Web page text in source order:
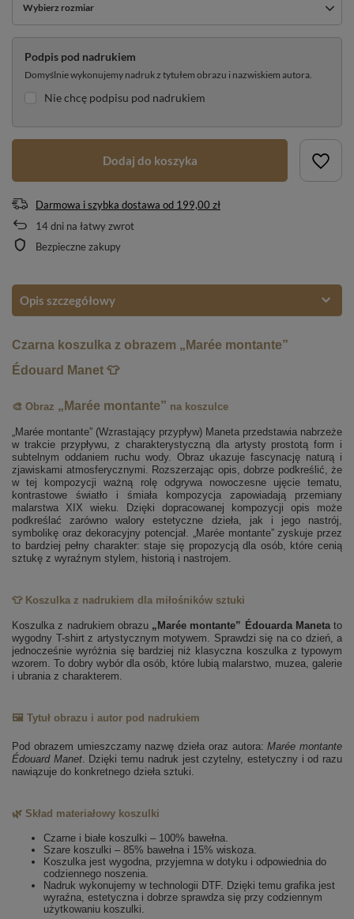
Wybierz rozmiar
Podpis pod nadrukiem
Domyślnie wykonujemy nadruk z tytułem obrazu i nazwiskiem autora.
Nie chcę podpisu pod nadrukiem
Dodaj do koszyka
Darmowa i szybka dostawa od 199,00 zł
14dni na łatwy zwrot
Bezpieczne zakupy
Opis szczegółowy
Czarna koszulka z obrazem „Marée montante”
Édouard Manet 👕
🎨 Obraz „Marée montante” na koszulce
„Marée montante” (Wzrastający przypływ) Maneta przedstawia nabrzeże
w trakcie przypływu, z charakterystyczną dla artysty prostotą form i
subtelnym oddaniem ruchu wody. Obraz ukazuje fascynację naturą i
zjawiskami atmosferycznymi. Rozszerzając opis, dobrze podkreślić, że
w tej kompozycji ważną rolę odgrywa nowoczesne ujęcie tematu,
kontrastowe światło i śmiała kompozycja zapowiadają przemiany
malarstwa XIX wieku. Dzięki dopracowanej kompozycji opis może
podkreślać zarówno walory estetyczne dzieła, jak i jego nastrój,
symbolikę oraz dekoracyjny potencjał. „Marée montante” zyskuje przez
to bardziej pełny charakter: staje się propozycją dla osób, które cenią
sztukę z wyraźnym stylem, historią i nastrojem.
👕 Koszulka z nadrukiem dla miłośników sztuki
Koszulka z nadrukiem obrazu „Marée montante” Édouarda Manetato
wygodny T-shirt z artystycznym motywem. Sprawdzi się na co dzień, a
jednocześnie wyróżnia się bardziej niż klasyczna koszulka z typowym
wzorem. To dobry wybór dla osób, które lubią malarstwo, muzea, galerie
i ubrania z charakterem.
🖼️ Tytuł obrazu i autor pod nadrukiem
Pod obrazem umieszczamy nazwę dzieła oraz autora:Marée montante
Édouard Manet. Dzięki temu nadruk jest czytelny, estetyczny i od razu
nawiązuje do konkretnego dzieła sztuki.
🌿 Skład materiałowy koszulki
Czarne i białe koszulki – 100% bawełna.
Szare koszulki – 85% bawełna i 15% wiskoza.
Koszulka jest wygodna, przyjemna w dotyku i odpowiednia do
codziennego noszenia.
Nadruk wykonujemy w technologii DTF. Dzięki temu grafika jest
wyraźna, estetyczna i dobrze sprawdza się przy codziennym
użytkowaniu koszulki.